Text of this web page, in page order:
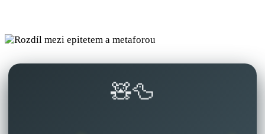
🧸🦆